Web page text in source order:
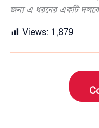
জন্য এ ধরনের একটি দলকে
Views: 1,879